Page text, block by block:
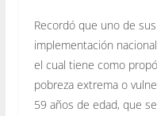
Recordó que uno de
implementación
el cual tiene como
pobreza extrema o
59 años de edad, que